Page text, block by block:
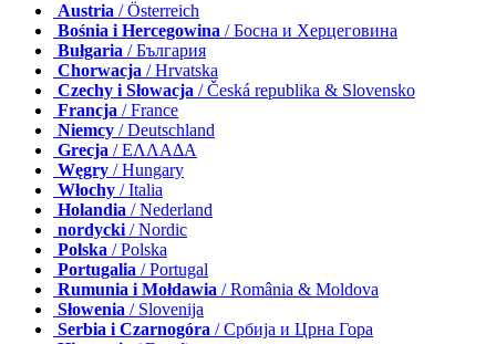
Austria / Österreich
Bośnia i Hercegowina / Босна и Херцеговина
Bułgaria / България
Chorwacja / Hrvatska
Czechy i Słowacja / Česká republika & Slovensko
Francja / France
Niemcy / Deutschland
Grecja / ΕΛΛΑΔΑ
Węgry / Hungary
Włochy / Italia
Holandia / Nederland
nordycki/ Nordic
Polska / Polska
Portugalia / Portugal
Rumunia i Mołdawia / România & Moldova
Słowenia / Slovenija
Serbia i Czarnogóra / Србија и Црна Гора